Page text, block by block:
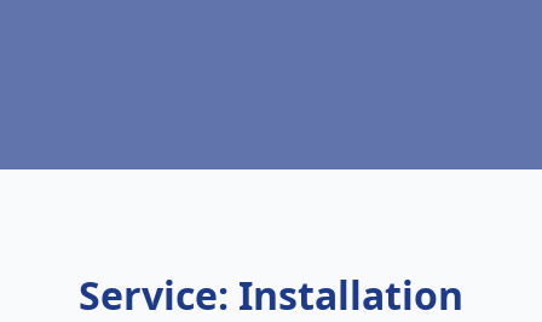
Service: Installation